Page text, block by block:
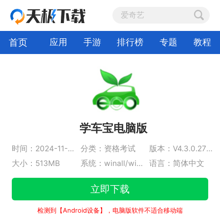
首页 应用 手游 排行榜 专题 教程
学车宝电脑版
时间：2024-11-04 分类：资格考试
版本：V4.3.0.27654
大小：513MB
系统：winall/win7/win10/win11 语言：简体中文
立即下载
检测到【Android设备】，电脑版软件不适合移动端